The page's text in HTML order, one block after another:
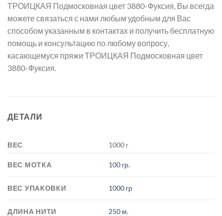
ТРОИЦКАЯ Подмосковная цвет 3880-Фуксия, Вы всегда
можете связаться с нами любым удобным для Вас
способом указанным в контактах и получить бесплатную
помощь и консультацию по любому вопросу,
касающемуся пряжи ТРОИЦКАЯ Подмосковная цвет
3880-Фуксия.
ДЕТАЛИ
ВЕС 1000 г
ВЕС МОТКА 100 гр.
ВЕС УПАКОВКИ 1000 гр
ДЛИНА НИТИ 250 м.